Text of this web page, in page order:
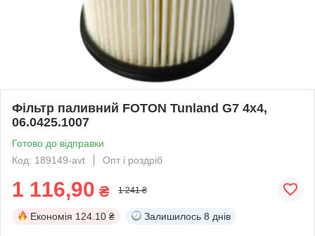
Фільтр паливний FOTON Tunland G7 4x4,
06.0425.1007
Готово до відправки
Код: 189149-avt
Опт і роздріб
1 116,90 ₴ 1 241 ₴
Економія 124.10 ₴ Залишилось 8 днів